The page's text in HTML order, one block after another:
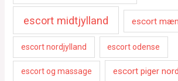
escort midtjylland escort
escort nordjylland escort odense
escort og massage escort piger